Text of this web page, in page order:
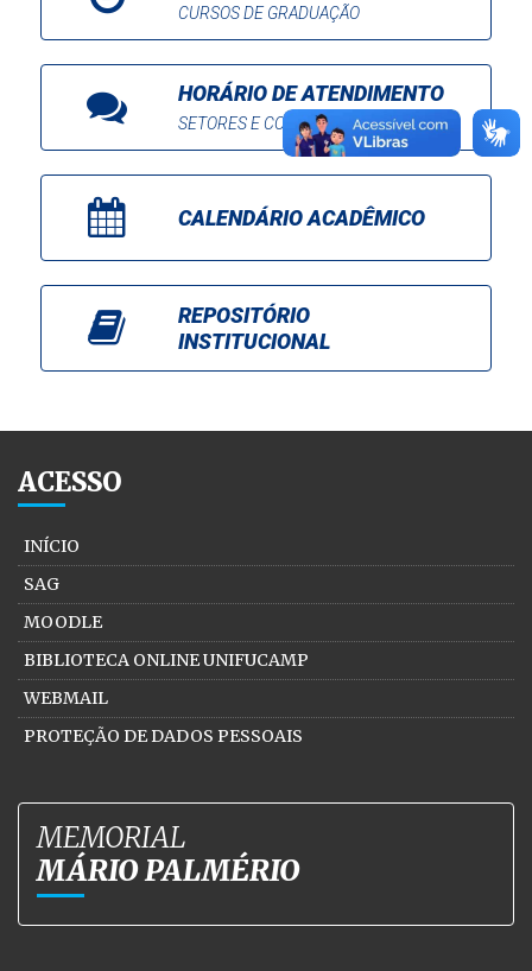
CURSOS DE GRADUAÇÃO
HORÁRIO DE ATENDIMENTO
SETORES E COORDENAÇÕES
CALENDÁRIO ACADÊMICO
REPOSITÓRIO
INSTITUCIONAL
ACESSO
INÍCIO
SAG
MOODLE
BIBLIOTECA ONLINE UNIFUCAMP
WEBMAIL
PROTEÇÃO DE DADOS PESSOAIS
MEMORIAL
MÁRIO PALMÉRIO